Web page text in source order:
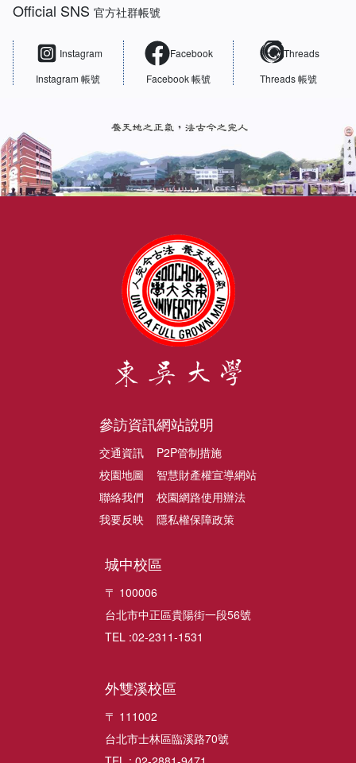
Official SNS官方社群帳號
Instagram
Instagram 帳號
Facebook
Facebook 帳號
Threads
Threads 帳號
參訪資訊
交通資訊
校園地圖
聯絡我們
我要反映
網站說明
P2P管制措施
智慧財產權宣導網站
校園網路使用辦法
隱私權保障政策
城中校區
〒 100006
台北市中正區貴陽街一段56號
TEL :02-2311-1531
外雙溪校區
〒 111002
台北市士林區臨溪路70號